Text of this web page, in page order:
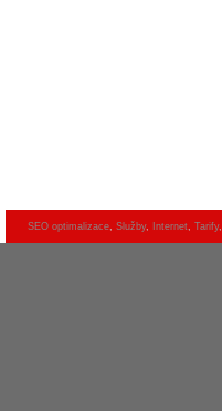
SEO optimalizace, Služby, Internet, Tarify,